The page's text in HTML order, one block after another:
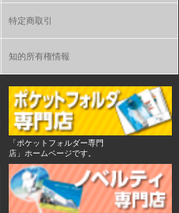
特定商取引
知的所有権情報
「ポケットフォルダー専門
店」ホームページです。